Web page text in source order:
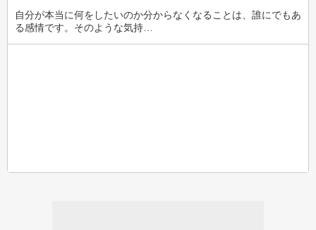
自分が本当に何をしたいのか分からなくなることは、誰にでもあ
る感情です。そのような気持…